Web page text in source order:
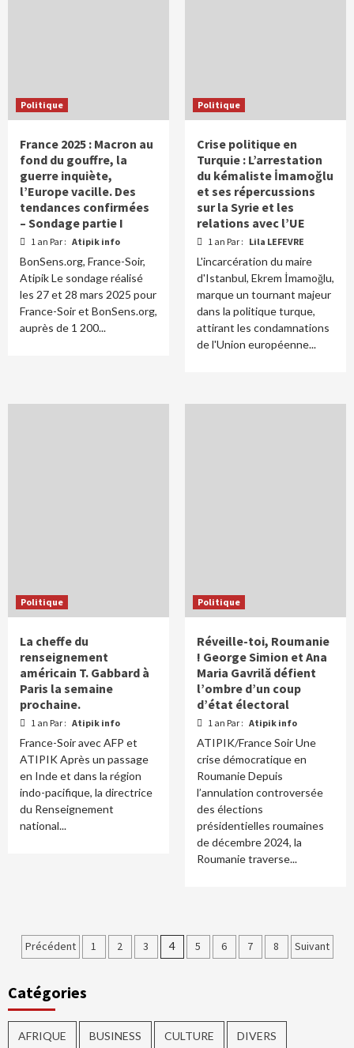
Politique
France 2025 : Macron au
fond du gouffre, la
guerre inquiète,
l’Europe vacille. Des
tendances confirmées
– Sondage partie I
1 an Par : Atipik info
BonSens.org, France-Soir,
Atipik Le sondage réalisé
les 27 et 28 mars 2025 pour
France-Soir et BonSens.org,
auprès de 1 200...
Politique
Crise politique en
Turquie : L’arrestation
du kémaliste İmamoğlu
et ses répercussions
sur la Syrie et les
relations avec l’UE
1 an Par : Lila LEFEVRE
L'incarcération du maire
d'Istanbul, Ekrem İmamoğlu,
marque un tournant majeur
dans la politique turque,
attirant les condamnations
de l'Union européenne...
Politique
La cheffe du
renseignement
américain T. Gabbard à
Paris la semaine
prochaine.
1 an Par : Atipik info
France-Soir avec AFP et
ATIPIK Après un passage
en Inde et dans la région
indo-pacifique, la directrice
du Renseignement
national...
Politique
Réveille-toi, Roumanie
! George Simion et Ana
Maria Gavrilă défient
l’ombre d’un coup
d’état électoral
1 an Par : Atipik info
ATIPIK/France Soir Une
crise démocratique en
Roumanie Depuis
l’annulation controversée
des élections
présidentielles roumaines
de décembre 2024, la
Roumanie traverse...
Précédent 1 2 3 4 5 6 7 8 Suivant
Catégories
AFRIQUE BUSINESS CULTURE DIVERS